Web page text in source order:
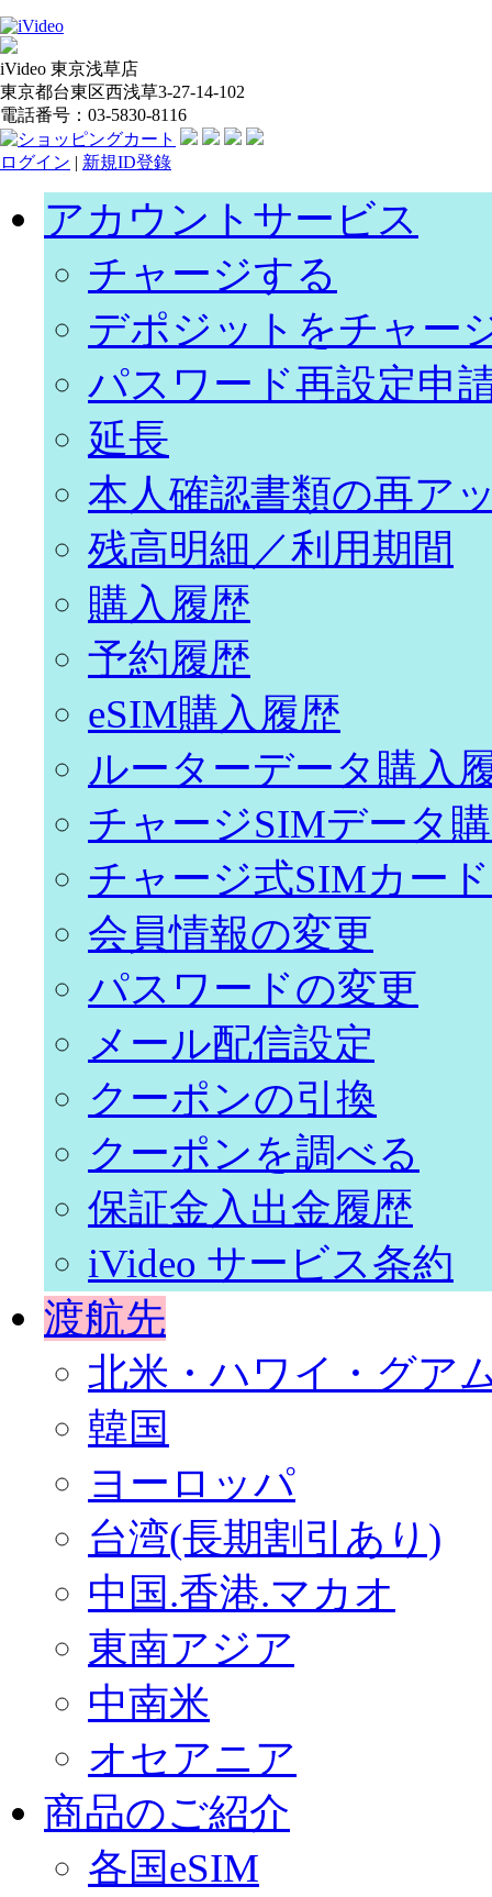
iVideo 東京浅草店
東京都台東区西浅草3-27-14-102
電話番号：03-5830-8116
ログイン | 新規ID登錄
アカウントサービス
チャージする
デポジットをチャー
パスワード再設定申
延長
本人確認書類の再ア
残高明細／利用期間
購入履歴
予約履歴
eSIM購入履歴
ルーターデータ購入
チャージSIMデータ
チャージ式SIMカー
会員情報の変更
パスワードの変更
メール配信設定
クーポンの引換
クーポンを調べる
保証金入出金履歴
iVideo サービス条約
渡航先
北米・ハワイ・グア
韓国
ヨーロッパ
台湾(長期割引あり)
中国.香港.マカオ
東南アジア
中南米
オセアニア
商品のご紹介
各国eSIM